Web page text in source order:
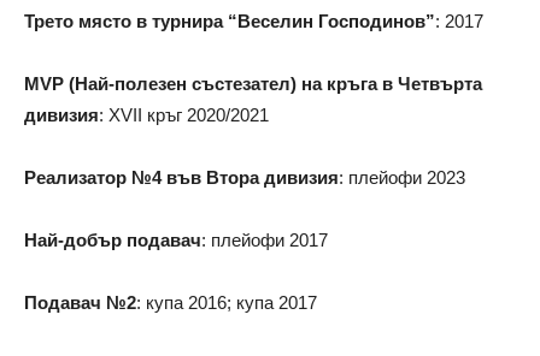
Трето място в турнира “Веселин Господинов”: 2017
MVP (Най-полезен състезател) на кръга в Четвърта
дивизия: XVII кръг 2020/2021
Реализатор №4 във Втора дивизия: плейофи 2023
Най-добър подавач: плейофи 2017
Подавач №2: купа 2016; купа 2017